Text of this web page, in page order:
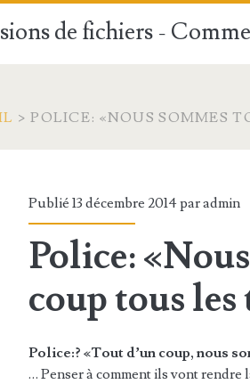
de fichiers -
> POLICE: «NOUS SOMMES
Publié 13 décembre 2014 paradmin
Police:
coup tous les
Police:? «Tout d’un coup, nous
… Penser à comment ils vont